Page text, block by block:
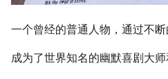
一个曾经的普通人物，通过不断
成为了世界知名的幽默喜剧大师